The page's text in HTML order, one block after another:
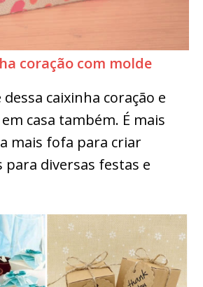
coração com molde
caixinha coração e
casa também. É mais
mais fofa para criar
diversas festas e